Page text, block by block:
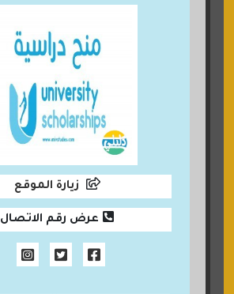
زيارة الموقع
عرض رقم الاتصال